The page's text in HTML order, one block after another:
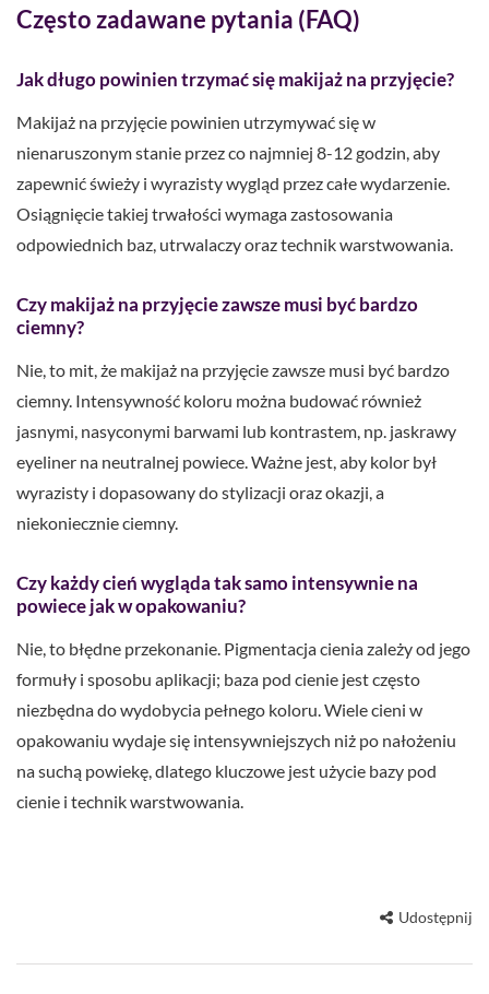
Często zadawane pytania (FAQ)
Jak długo powinien trzymać się makijaż na przyjęcie?
Makijaż na przyjęcie powinien utrzymywać się w
nienaruszonym stanie przez co najmniej 8-12 godzin, aby
zapewnić świeży i wyrazisty wygląd przez całe wydarzenie.
Osiągnięcie takiej trwałości wymaga zastosowania
odpowiednich baz, utrwalaczy oraz technik warstwowania.
Czy makijaż na przyjęcie zawsze musi być bardzo
ciemny?
Nie, to mit, że makijaż na przyjęcie zawsze musi być bardzo
ciemny. Intensywność koloru można budować również
jasnymi, nasyconymi barwami lub kontrastem, np. jaskrawy
eyeliner na neutralnej powiece. Ważne jest, aby kolor był
wyrazisty i dopasowany do stylizacji oraz okazji, a
niekoniecznie ciemny.
Czy każdy cień wygląda tak samo intensywnie na
powiece jak w opakowaniu?
Nie, to błędne przekonanie. Pigmentacja cienia zależy od jego
formuły i sposobu aplikacji; baza pod cienie jest często
niezbędna do wydobycia pełnego koloru. Wiele cieni w
opakowaniu wydaje się intensywniejszych niż po nałożeniu
na suchą powiekę, dlatego kluczowe jest użycie bazy pod
cienie i technik warstwowania.
Udostępnij